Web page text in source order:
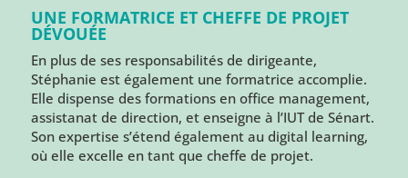
UNE FORMATRICE ET CHEFFE DE PROJET
DÉVOUÉE
En plus de ses responsabilités de dirigeante,
Stéphanie est également une formatrice accomplie.
Elle dispense des formations en office management,
assistanat de direction, et enseigne à l’IUT de Sénart.
Son expertise s’étend également au digital learning,
où elle excelle en tant que cheffe de projet.